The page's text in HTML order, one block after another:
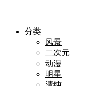
分类
风景
二次元
动漫
明星